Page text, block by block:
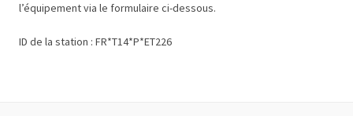
l’équipement via le formulaire ci-dessous.
ID de la station : FR*T14*P*ET226